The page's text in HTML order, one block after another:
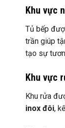
Khu vực
Tủ bếp
trần giúp
tạo sự
Khu vực
Khu rửa
inox đôi,